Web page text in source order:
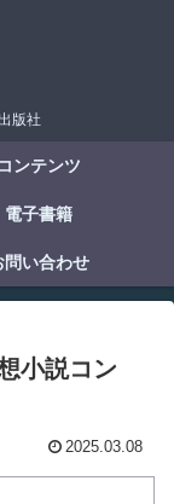
版社
コンテンツ
電子書籍
問い合わせ
小説コン
2025.03.08